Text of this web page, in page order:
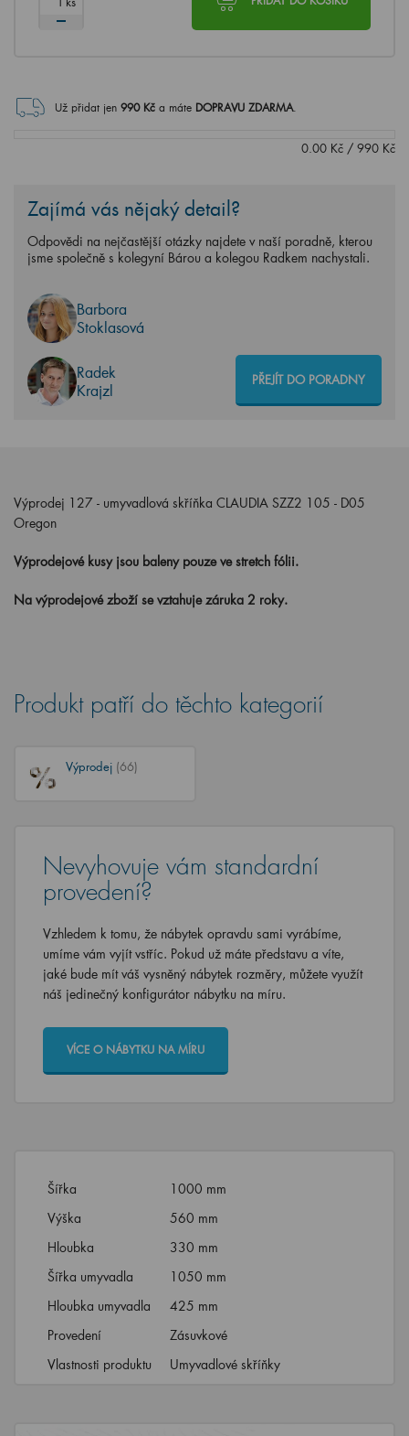
Už přidat jen 990Kč a máte DOPRAVU ZDARMA.
0.00 Kč / 990 Kč
Zajímá vás nějaký detail?
Odpovědi na nejčastější otázky najdete v naší poradně, kterou
jsme společně s kolegyní Bárou a kolegou Radkem nachystali.
Barbora
Stoklasová
Radek
Krajzl
PŘEJÍT DO PORADNY
Výprodej 127 - umyvadlová skříňka CLAUDIA SZZ2 105 - D05
Oregon
Výprodejové kusy jsou baleny pouze ve stretch fólii.
Na výprodejové zboží se vztahuje záruka 2 roky.
Produkt patří do těchto kategorií
Výprodej (66)
Nevyhovuje vám standardní
provedení?
Vzhledem k tomu, že nábytek opravdu sami vyrábíme,
umíme vám vyjít vstříc. Pokud už máte představu a víte,
jaké bude mít váš vysněný nábytek rozměry, můžete využít
náš jedinečný konfigurátor nábytku na míru.
VÍCE O NÁBYTKU NA MÍRU
Šířka
1000 mm
Výška
560 mm
Hloubka
330 mm
Šířka umyvadla
1050 mm
Hloubka umyvadla
425 mm
Provedení
Zásuvkové
Vlastnosti produktu
Umyvadlové skříňky